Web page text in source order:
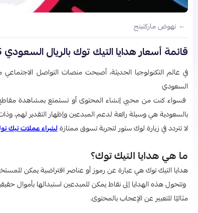
نهوض ماركتينج
قائمة أسعار هدايا التيك توك بالريال السعودي 2025
في عالم التكنولوجيا الحديثة، أصبحت منصات التواصل الاجتماعي
السعودي​
فسواء كنت من محبي إنشاء المحتوى أو تستمتع بمشاهدة مقاطع
بالسعودية هي وسيلة رائعة لدعم المبدعين وإظهار التقدير لهم،
لا تتردد في زيارة لوك ستور لتجربة تسوق ممتازةلشراء عملات تيك
ما هي هدايا التيك توك؟
هدايا التيك توك هي عبارة عن رموز أو عناصر افتراضية يمكن
وتتحول هذه الهدايا إلى نقاط يمكن للمبدعين استبدالها بأموال
مثاليًا للتعبير عن الإعجاب بالمحتوى.